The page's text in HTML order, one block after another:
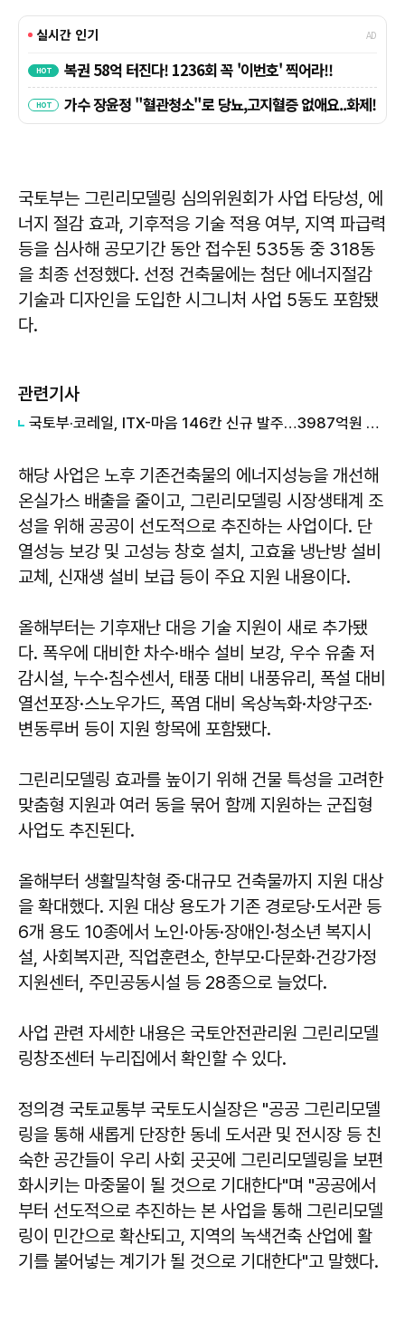
국토부는 그린리모델링 심의위원회가 사업 타당성, 에
너지 절감 효과, 기후적응 기술 적용 여부, 지역 파급력
등을 심사해 공모기간 동안 접수된 535동 중 318동
을 최종 선정했다. 선정 건축물에는 첨단 에너지절감
기술과 디자인을 도입한 시그니처 사업 5동도 포함됐
다.
관련기사
국토부·코레일, ITX-마음 146칸 신규 발주…3987억원 투입
해당 사업은 노후 기존건축물의 에너지성능을 개선해
온실가스 배출을 줄이고, 그린리모델링 시장생태계 조
성을 위해 공공이 선도적으로 추진하는 사업이다. 단
열성능 보강 및 고성능 창호 설치, 고효율 냉난방 설비
교체, 신재생 설비 보급 등이 주요 지원 내용이다.
올해부터는 기후재난 대응 기술 지원이 새로 추가됐
다. 폭우에 대비한 차수·배수 설비 보강, 우수 유출 저
감시설, 누수·침수센서, 태풍 대비 내풍유리, 폭설 대비
열선포장·스노우가드, 폭염 대비 옥상녹화·차양구조·
변동루버 등이 지원 항목에 포함됐다.
그린리모델링 효과를 높이기 위해 건물 특성을 고려한
맞춤형 지원과 여러 동을 묶어 함께 지원하는 군집형
사업도 추진된다.
올해부터 생활밀착형 중·대규모 건축물까지 지원 대상
을 확대했다. 지원 대상 용도가 기존 경로당·도서관 등
6개 용도 10종에서 노인·아동·장애인·청소년 복지시
설, 사회복지관, 직업훈련소, 한부모·다문화·건강가정
지원센터, 주민공동시설 등 28종으로 늘었다.
사업 관련 자세한 내용은 국토안전관리원 그린리모델
링창조센터 누리집에서 확인할 수 있다.
정의경 국토교통부 국토도시실장은 "공공 그린리모델
링을 통해 새롭게 단장한 동네 도서관 및 전시장 등 친
숙한 공간들이 우리 사회 곳곳에 그린리모델링을 보편
화시키는 마중물이 될 것으로 기대한다"며 "공공에서
부터 선도적으로 추진하는 본 사업을 통해 그린리모델
링이 민간으로 확산되고, 지역의 녹색건축 산업에 활
기를 불어넣는 계기가 될 것으로 기대한다"고 말했다.